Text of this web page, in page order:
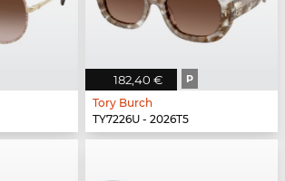
182,40 € P
Tory Burch
TY7226U - 2026T5